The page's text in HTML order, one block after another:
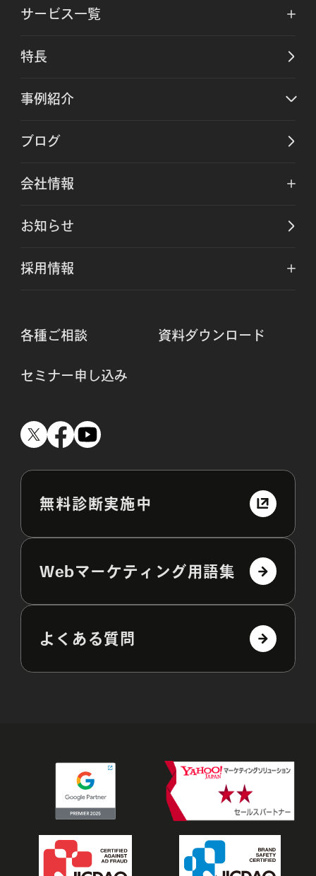
サービス一覧
特長
事例紹介
ブログ
会社情報
お知らせ
採用情報
各種ご相談 資料ダウンロード
セミナー申し込み
無料診断実施中
Webマーケティング用語集
よくある質問